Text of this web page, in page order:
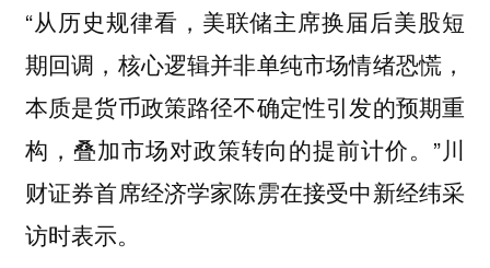
“从历史规律看，美联储主席换届后美股短
期回调，核心逻辑并非单纯市场情绪恐慌，
本质是货币政策路径不确定性引发的预期重
构，叠加市场对政策转向的提前计价。 ”川
财证券首席经济学家陈雳在接受中新经纬采
访时表示。